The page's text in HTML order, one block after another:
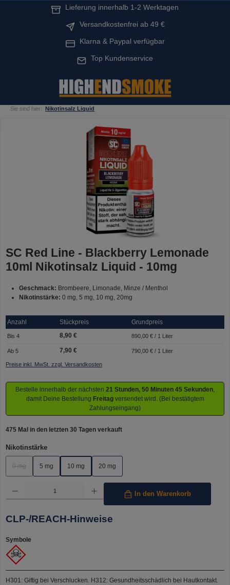
Lieferung innerhalb 1-2 Werktagen
Versandkostenfrei ab 49 €
Klarna & Paypal verfügbar
Top Kundenservice
Sie sind hier: Nikotinsalz Liquid
SC Red Line - Blackberry Lemonade
10ml Nikotinsalz Liquid - 10mg
Geschmack: Brombeere, Limonade, Minze / Menthol
Nikotinstärke: 0 mg, 5 mg, 10 mg, 20mg
Anzahl Stückpreis Grundpreis
Bis4 8,90 € 890,00 € / 1 Liter
Ab5 7,90 € 790,00 € / 1 Liter
Preise inkl. MwSt. zzgl. Versandkosten
Bestelle innerhalb der nächsten 21 Stunden, 50 Minuten 45 Sekunden,
damit Deine Bestellung Freitag versendet wird. (Bei bestätigtem
Zahlungseingang)
475 Mal in den letzten 30 Tagen verkauft
Nikotinstärkeauswählen
0 mg
(Diese Option ist zurzeit nicht verfügbar.)
5 mg 10 mg 20 mg
In den Warenkorb
CLP-/REACH-Hinweise
Symbole
H301: Giftig bei Verschlucken. H312: Gesundheitsschädlich bei Hautkontakt.